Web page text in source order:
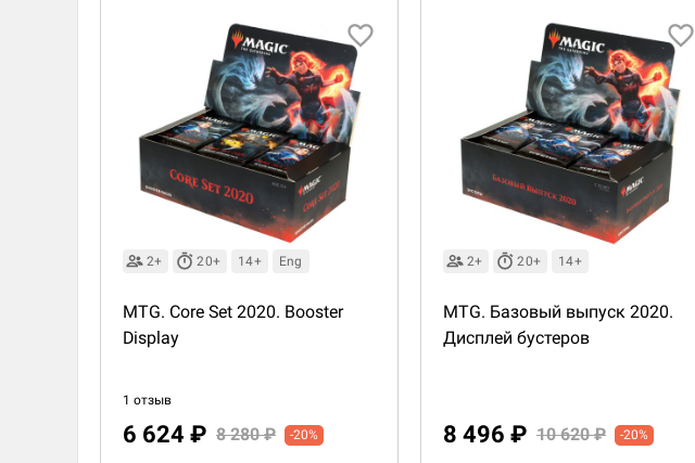
2+ 20+ 14+ Eng
MTG. Core Set 2020. Booster
Display
1 отзыв
6 624 ₽ 8 280 ₽ -20%
2+ 20+ 14+
MTG. Базовый выпуск 2020.
Дисплей бустеров
8 496 ₽ 10 620 ₽ -20%